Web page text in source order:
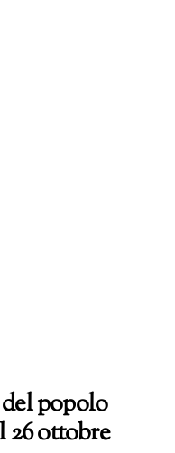
popolo
26 ottobre